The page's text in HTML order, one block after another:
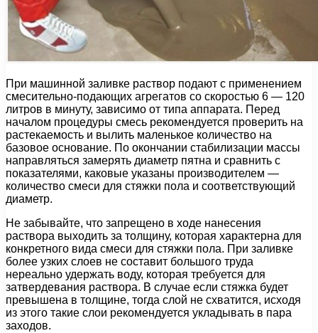
При машинной заливке раствор подают с применением
смесительно-подающих агрегатов со скоростью 6 — 120
литров в минуту, зависимо от типа аппарата. Перед
началом процедуры смесь рекомендуется проверить на
растекаемость и вылить маленькое количество на
базовое основание. По окончании стабилизации массы
направляться замерять диаметр пятна и сравнить с
показателями, каковые указаны производителем —
количество смеси для стяжки пола и соответствующий
диаметр.
Не забывайте, что запрещено в ходе нанесения
раствора выходить за толщину, которая характерна для
конкретного вида смеси для стяжки пола. При заливке
более узких слоев не составит большого труда
нереально удержать воду, которая требуется для
затвердевания раствора. В случае если стяжка будет
превышена в толщине, тогда слой не схватится, исходя
из этого такие слои рекомендуется укладывать в пара
заходов.